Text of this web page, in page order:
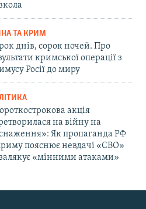
ТА КРИМ
днів, сорок ночей. Про
кримської операції з
Росії до миру
акція
на війну на
Як пропаганда РФ
пояснює невдачі «СВО»
«мінними атаками»